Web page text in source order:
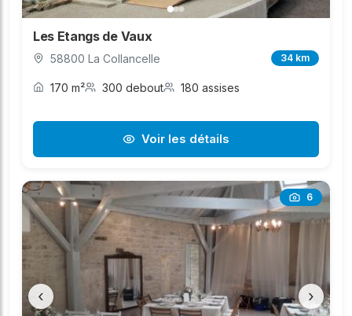
Les Etangs de Vaux
58800 La Collancelle 34 km
170 m² 300 debout 180 assises
Voir les détails
6
‹ ›